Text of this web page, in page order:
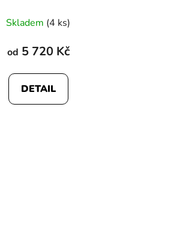
Skladem (4 ks)
od 5 720 Kč
DETAIL